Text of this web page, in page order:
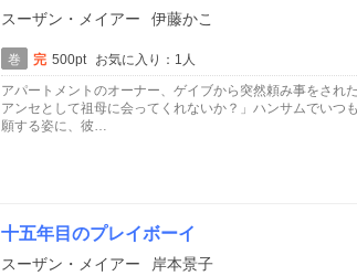
スーザン・メイアー
伊藤かこ
巻 完 500pt
お気に入り：1人
アパートメントのオーナー、ゲイブから突然頼み事をされ
アンセとして祖母に会ってくれないか？」ハンサムでいつ
願する姿に、彼…
十五年目のプレイボーイ
スーザン・メイアー
岸本景子